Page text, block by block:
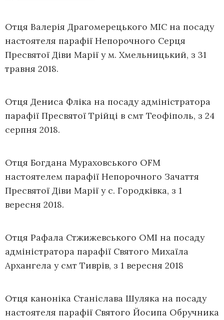
Отця Валерія Драгомерецького МІС на посаду
настоятеля парафії Непорочного Серця
Пресвятої Діви Марії у м. Хмельницький, з 31
травня 2018.
Отця Дениса Фліка на посаду адміністратора
парафії Пресвятої Трійці в смт Теофіполь, з 24
серпня 2018.
Отця Богдана Мураховського OFM
настоятелем парафії Непорочного Зачаття
Пресвятої Діви Марії у с. Городківка, з 1
вересня 2018.
Отця Рафала Стжижевського OMI на посаду
адміністратора парафії Святого Михаїла
Архангела у смт Тиврів, з 1 вересня 2018
Отця каноніка Станіслава Шуляка на посаду
настоятеля парафії Святого Йосипа Обручника